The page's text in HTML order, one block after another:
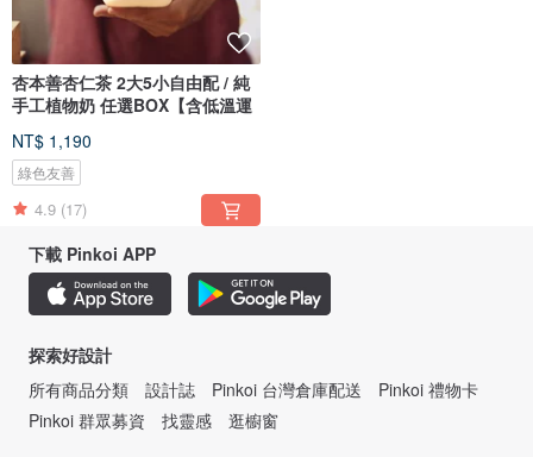
杏本善杏仁茶 2大5小自由配 / 純
手工植物奶 任選BOX【含低溫運
NT$ 1,190
綠色友善
4.9 (17)
下載 Pinkoi APP
探索好設計
所有商品分類
設計誌 Pinkoi 台灣倉庫配送
Pinkoi 禮物卡
Pinkoi 群眾募資
找靈感 逛櫥窗